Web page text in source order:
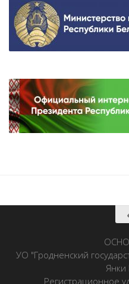
УО "Гродненский
Янки
Регистрационное